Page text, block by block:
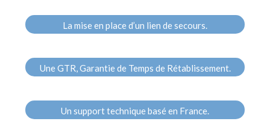
La mise en place d’un lien de secours.
Une GTR, Garantie de Temps de Rétablissement.
Un support technique basé en France.